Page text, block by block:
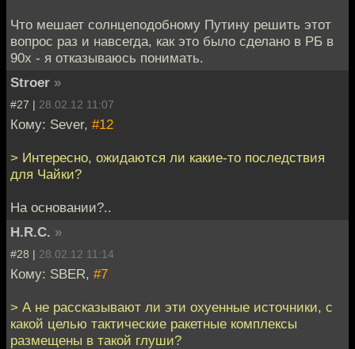
Что мешает солнцеподобному Путину решить этот
вопрос раз и навсегда, как это было сделано в РБ в
90х - я отказываюсь понимать.
Stroer »
#27 | 28.02.12 11:07
Кому: Sever, #12
> Интересно, ожидаются ли какие-то последствия
для Чайки?
На основании?..
H.R.C. »
#28 | 28.02.12 11:14
Кому: SBER, #7
> А не рассказывают ли эти охуенные источники, с
какой целью тактические ракетные комплексы
размещены в такой глуши?